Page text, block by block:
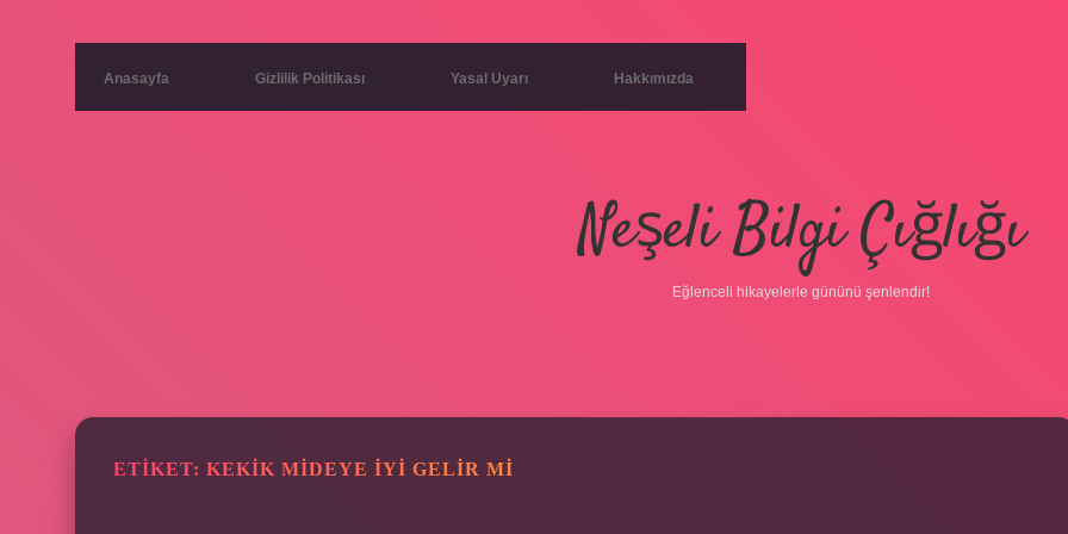
Anasayfa Gizlilik Politikası Yasal Uyarı Hakkımızda
Neşeli Bilgi Çığlığı
Eğlenceli hikayelerle gününü şenlendir!
ETIKET: KEKIK MIDEYE IYI GELIR MI